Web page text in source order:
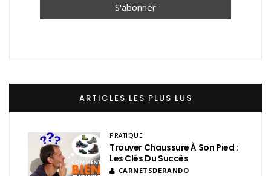
ARTICLES LES PLUS LUS
PRATIQUE
Trouver Chaussure À Son Pied :
Les Clés Du Succès
CARNETSDERANDO